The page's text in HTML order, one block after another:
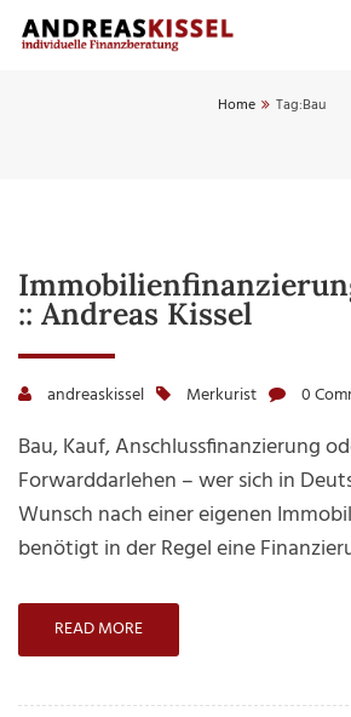
Home Tag:Bau
:: Andreas Kissel
andreaskissel Merkurist 0
Bau, Kauf, Anschlussfinanzierung
Forwarddarlehen – wer sich in
Wunsch nach einer eigenen
benötigt in der Regel eine
READ MORE